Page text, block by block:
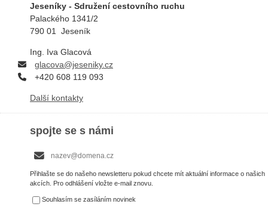
Jeseníky - Sdružení cestovního ruchu
Palackého 1341/2
790 01 Jeseník
Ing. Iva Glacová
glacova@jeseniky.cz
+420 608 119 093
Další kontakty
spojte se s námi
Přihlašte se do našeho newsletteru pokud chcete mít aktuální informace o našich
akcích. Pro odhlášení vložte e-mail znovu.
Souhlasím se zasíláním novinek